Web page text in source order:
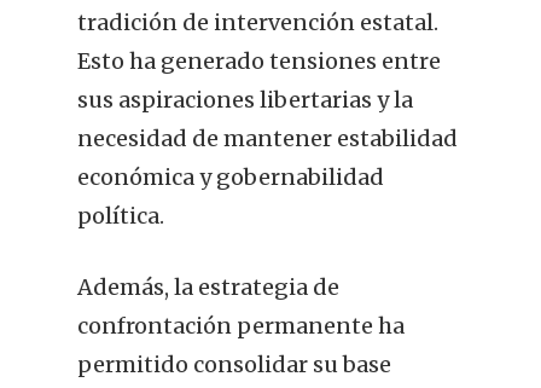
tradición de intervención estatal.
Esto ha generado tensiones entre
sus aspiraciones libertarias y la
necesidad de mantener estabilidad
económica y gobernabilidad
política.
Además, la estrategia de
confrontación permanente ha
permitido consolidar su base